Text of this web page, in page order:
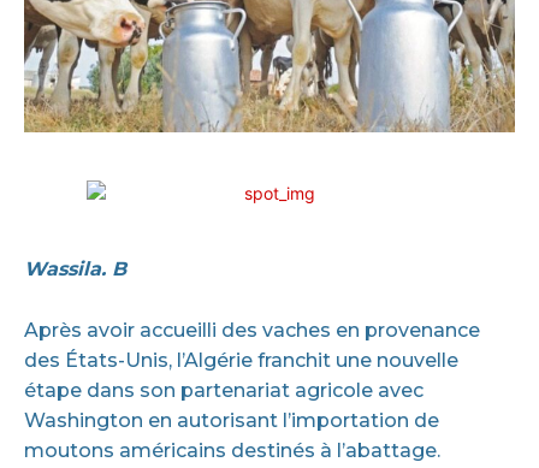
Wassila. B
Après avoir accueilli des vaches en provenance
des États-Unis, l’Algérie franchit une nouvelle
étape dans son partenariat agricole avec
Washington en autorisant l’importation de
moutons américains destinés à l’abattage.